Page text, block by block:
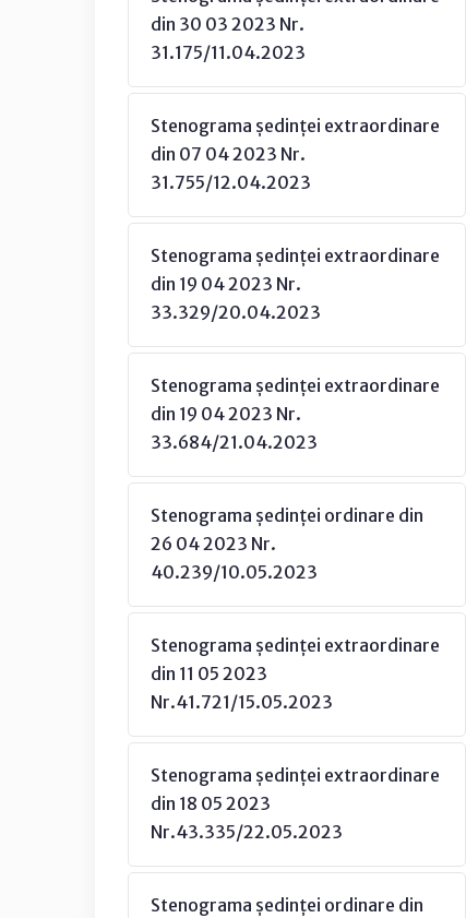
din 30 03 2023 Nr.
31.175/11.04.2023
Stenograma ședinței extraordinare
din 07 04 2023 Nr.
31.755/12.04.2023
Stenograma ședinței extraordinare
din 19 04 2023 Nr.
33.329/20.04.2023
Stenograma ședinței extraordinare
din 19 04 2023 Nr.
33.684/21.04.2023
Stenograma ședinței ordinare din
26 04 2023 Nr.
40.239/10.05.2023
Stenograma ședinței extraordinare
din 11 05 2023
Nr.41.721/15.05.2023
Stenograma ședinței extraordinare
din 18 05 2023
Nr.43.335/22.05.2023
Stenograma ședinței ordinare din